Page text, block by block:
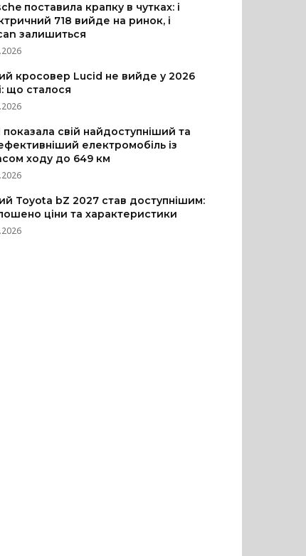
поставила крапку в чутках: і
718 вийде на ринок, і
залишиться
кросовер Lucid не вийде у 2026
що сталося
показала свій найдоступніший та
електромобіль із
ходу до 649 км
Toyota bZ 2027 став доступнішим:
ціни та характеристики